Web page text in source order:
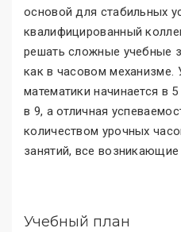
основой для стабильных
квалифицированный
решать сложные учебные
как в часовом механизме.
математики начинается в
в 9, а отличная
количеством урочных
занятий, все
Учебный план